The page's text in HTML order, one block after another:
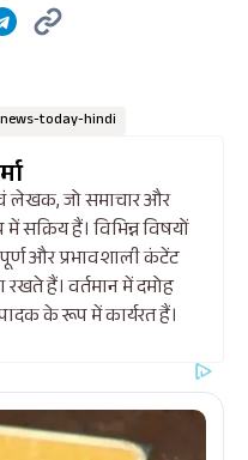
today-hindi
लेखक, जो समाचार और
सक्रिय हैं। विभिन्न विषयों
और प्रभावशाली कंटेंट
हैं। वर्तमान में दमोह
के रूप में कार्यरत हैं।